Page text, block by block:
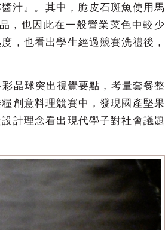
汁』。其中，脆皮石斑魚使用馬
，也因此在一般營業菜色中較少
，也看出學生經過競賽洗禮後，
晶球突出視覺要點，考量套餐整
創意料理競賽中，發現國產堅果
計理念看出現代學子對社會議題